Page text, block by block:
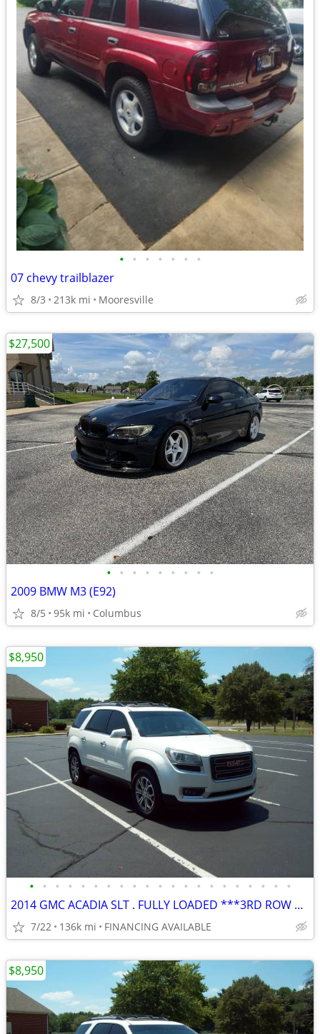
• • • • • • •
07 chevy trailblazer
8/3 213k mi Mooresville
• • • • • • • • •
2009 BMW M3 (E92)
8/5 95k mi Columbus
$27,500
• • • • • • • • • • • • • • • • • • • • •
2014 GMC ACADIA SLT . FULLY LOADED ***3RD ROW SEATING
7/22 136k mi FINANCING AVAILABLE
$8,950
$8,950